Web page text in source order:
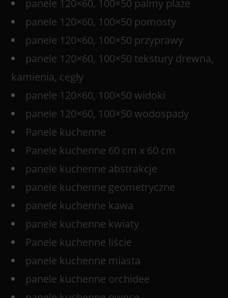
panele 120×60, 100×50 palmy plaże
panele 120×60, 100×50 pomosty
panele 120×60, 100×50 przyprawy
panele 120×60, 100×50 tekstury drewna,
kamienia, cegły
panele 120×60, 100×50 widoki
panele 120×60, 100×50 wodospady
Panele kuchenne
Panele kuchenne 60 cm x 60 cm
panele kuchenne abstrakcje
panele kuchenne geometryczne
panele kuchenne kawa
panele kuchenne kwiaty
Panele kuchenne liście
panele kuchenne miasta
panele kuchenne orchidee